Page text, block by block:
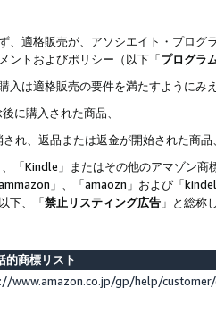
、適格販売が、アソシエイト・プロ
ントおよびポリシー（以下「プログラ
入は適格販売の要件を満たすようにみ
に購入された商品、
れ、返品または返金が開始された商品、
「Kindle」またはその他のアマゾン
」、「amaozn」および「
下、「禁止リスティング広告 」と総称
的商標リスト
www.amazon.co.jp/gp/help/